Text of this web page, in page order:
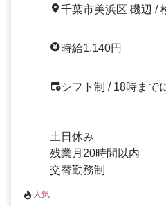
千葉市美浜区 磯辺 /
時給1,140円
シフト制 / 18時まで
土日休み
残業月20時間以内
交替勤務制
人気